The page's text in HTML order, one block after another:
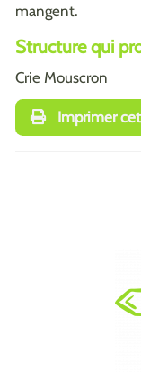
mangent.
Structure qui
Crie Mouscron
Imprimer